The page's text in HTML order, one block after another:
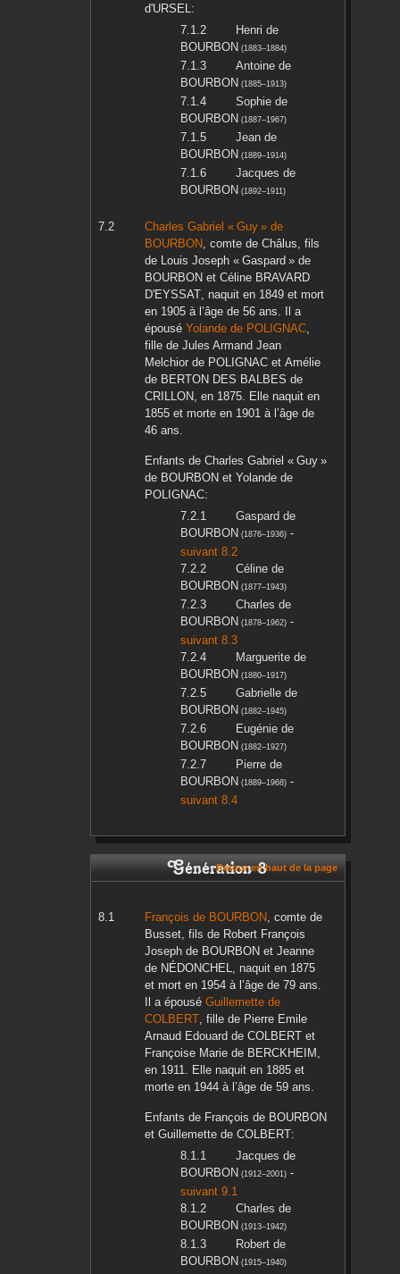
d'URSEL:
Henri de
BOURBON (1883–1884)
Antoinede
BOURBON (1885–1913)
Sophiede
BOURBON (1887–1967)
Jeande
BOURBON (1889–1914)
Jacques de
BOURBON (1892–1911)
Charles Gabriel « Guy »de
BOURBON, comte de Châlus, fils
de Louis Joseph « Gaspard »de
BOURBON et CélineBRAVARD
D'EYSSAT, naquit en 1849et mort
en 1905à l’âge de 56 ans. Il a
épousé Yolandede POLIGNAC,
fille de Jules Armand Jean
Melchiorde POLIGNACet Amélie
de BERTON DES BALBES de
CRILLON, en 1875. Elle naquit en
1855et morte en 1901à l’âge de
46 ans.
Enfants de Charles Gabriel « Guy »
de BOURBON et Yolandede
POLIGNAC:
Gaspard de
BOURBON (1876–1936)-
suivant 8.2
Célinede
BOURBON (1877–1943)
Charles de
BOURBON (1878–1962)-
suivant 8.3
Margueritede
BOURBON (1880–1917)
Gabriellede
BOURBON (1882–1945)
Eugéniede
BOURBON (1882–1927)
Pierrede
BOURBON (1889–1968)-
suivant 8.4
Génération 8Retour en haut de la page
François de BOURBON, comte de
Busset, fils de Robert François
Josephde BOURBON et Jeanne
de NÉDONCHEL, naquit en 1875
et mort en 1954à l’âge de 79 ans.
Il a épousé Guillemettede
COLBERT, fille de Pierre Emile
Arnaud Edouard de COLBERTet
Françoise Mariede BERCKHEIM ,
en 1911. Elle naquit en 1885et
morte en 1944à l’âge de 59 ans.
Enfants de François de BOURBON
et Guillemettede COLBERT:
Jacques de
BOURBON (1912–2001)-
suivant 9.1
Charles de
BOURBON (1913–1942)
Robertde
BOURBON (1915–1940)